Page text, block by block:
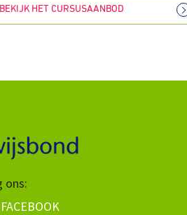
BEKIJK HET CURSUSAANBOD
ons:
FACEBOOK